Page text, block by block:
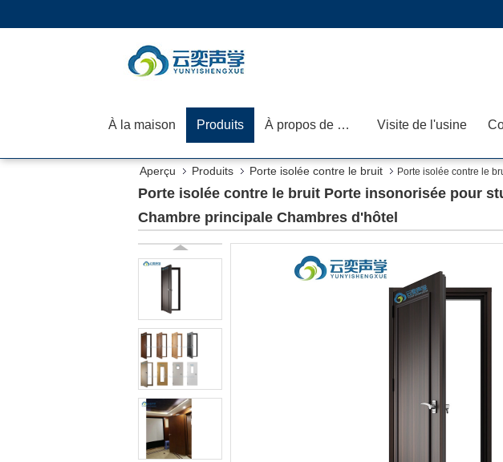
À la maison Produits À propos de nous Visite de l'usine
Aperçu Produits Porte isolée contre le bruit
Porte isolée contre le
principale Chambres d'hôtel
Porte isolée contre le bruit Porte insonorisée pour
Chambre principale Chambres d'hôtel